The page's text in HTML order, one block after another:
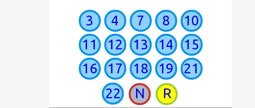
3 4 7 8
10
11
12 13 14
15
16
17 18 19
21
22
N R